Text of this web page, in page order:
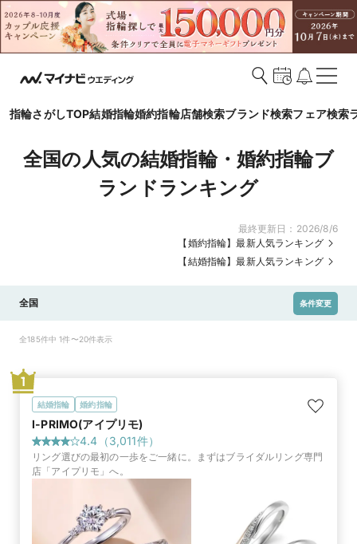
指輪さがしTOP結婚指輪婚約指輪店舗検索ブランド検索フェア検索
全国の人気の結婚指輪・婚約指輪ブ
ランドランキング
最終更新日： 2026/8/6
【婚約指輪】最新人気ランキング
【結婚指輪】最新人気ランキング
全国 条件変更
全185件中 1件〜20件表示
結婚指輪 婚約指輪
I-PRIMO(アイプリモ)
4.4 （3,011件）
リング選びの最初の一歩をご一緒に。まずはブライダルリング専門
店「アイプリモ」へ。
1